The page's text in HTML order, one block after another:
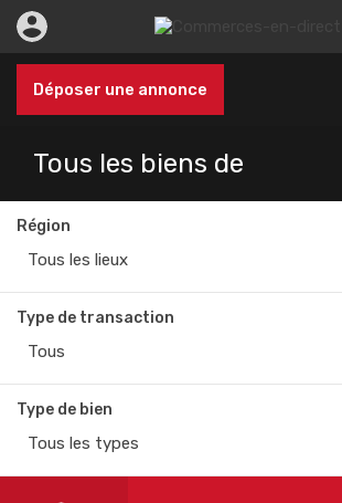
Déposer une annonce
Tous les biens de
Région
Tous les lieux
Type de transaction
Tous
Type de bien
Tous les types